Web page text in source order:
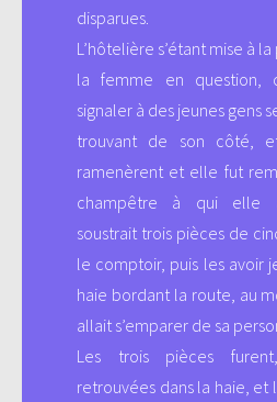
disparues.
L’hôtelière s’étant mise à
la femme en question,
signaler à des jeunes gens
trouvant de son côté,
ramenèrent et elle fut
champêtre à qui elle
soustrait trois pièces de
le comptoir, puis les avoir
haie bordant la route, au
allait s’emparer de sa
Les trois pièces
retrouvées dans la haie, et